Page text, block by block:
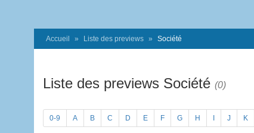
Accueil Liste des previews Société
Liste des previews Société (0)
0-9 A B C D E F G H J K